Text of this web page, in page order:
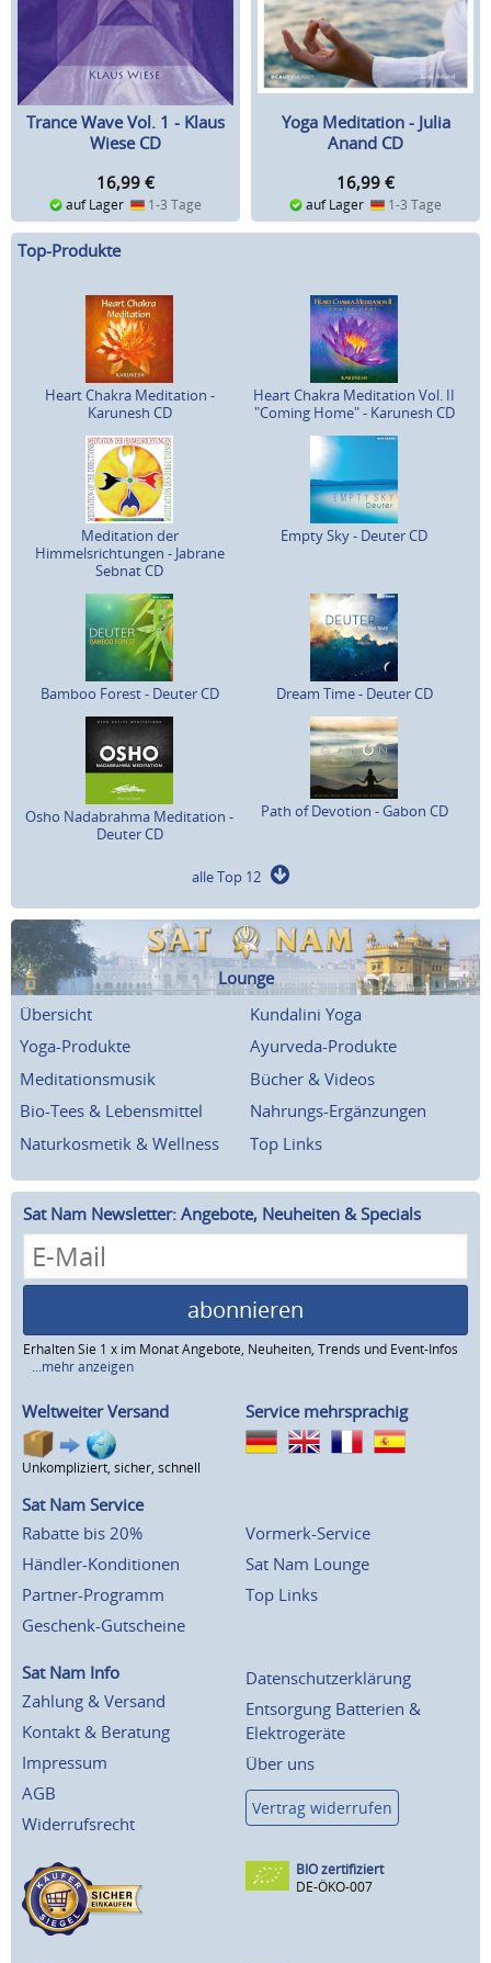
Trance Wave Vol. 1 - Klaus
Wiese CD
16,99 €
auf Lager 1-3 Tage
Yoga Meditation - Julia
Anand CD
16,99 €
auf Lager 1-3 Tage
Top-Produkte
Heart Chakra Meditation -
Karunesh CD
Heart Chakra Meditation Vol. II
"Coming Home" - Karunesh CD
Meditation der
Himmelsrichtungen - Jabrane
Sebnat CD
Empty Sky - Deuter CD
Bamboo Forest - Deuter CD Dream Time - Deuter CD
Osho Nadabrahma Meditation -
Deuter CD
Path of Devotion - Gabon CD
alle Top 12
Lounge
Übersicht
Kundalini Yoga
Yoga-Produkte
Ayurveda-Produkte
Meditationsmusik
Bücher & Videos
Bio-Tees & Lebensmittel
Nahrungs-Ergänzungen
Naturkosmetik & Wellness
Top Links
Sat Nam Newsletter: Angebote, Neuheiten & Specials
abonnieren
Erhalten Sie 1 x im Monat Angebote, Neuheiten, Trends und Event-Infos
...mehr anzeigen
Weltweiter Versand
Unkompliziert, sicher, schnell
Service mehrsprachig
Sat Nam Service
Rabatte bis 20%
Händler-Konditionen
Partner-Programm
Geschenk-Gutscheine
Vormerk-Service
Sat Nam Lounge
Top Links
Sat Nam Info
Zahlung & Versand
Kontakt & Beratung
Impressum
AGB
Widerrufsrecht
Datenschutzerklärung
Entsorgung Batterien &
Elektrogeräte
Über uns
Vertrag widerrufen
BIO zertifiziert
DE-ÖKO-007